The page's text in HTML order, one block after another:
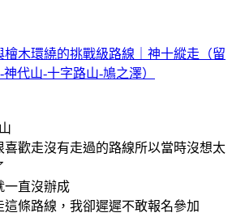
木環繞的挑戰級路線｜神十縱走（留
代山-十字路山-鳩之澤）
歡走沒有走過的路線所以當時沒想太
一直沒辦成
條路線，我卻遲遲不敢報名參加